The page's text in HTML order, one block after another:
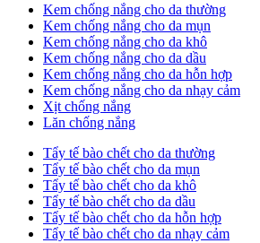
Kem chống nắng cho da thường
Kem chống nắng cho da mụn
Kem chống nắng cho da khô
Kem chống nắng cho da dầu
Kem chống nắng cho da hỗn hợp
Kem chống nắng cho da nhạy cảm
Xịt chống nắng
Lăn chống nắng
Tẩy tế bào chết cho da thường
Tẩy tế bào chết cho da mụn
Tẩy tế bào chết cho da khô
Tẩy tế bào chết cho da dầu
Tẩy tế bào chết cho da hỗn hợp
Tẩy tế bào chết cho da nhạy cảm